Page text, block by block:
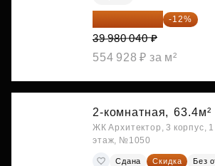
35 182 435 ₽ -12%
39 980 040 ₽
554 928 ₽ за м²
2-комнатная, 63.4м²
ЖК Архитектор, 3 корпус,
этаж, №1050
Сдана Скидка
Без